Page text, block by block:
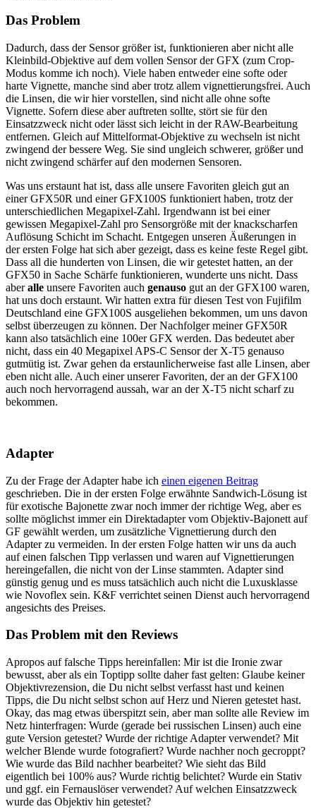
Das Problem
Dadurch, dass der Sensor größer ist, funktionieren aber nicht alle
Kleinbild-Objektive auf dem vollen Sensor der GFX (zum Crop-
Modus komme ich noch). Viele haben entweder eine softe oder
harte Vignette, manche sind aber trotz allem vignettierungsfrei. Auch
die Linsen, die wir hier vorstellen, sind nicht alle ohne softe
Vignette. Sofern diese aber auftreten sollte, stört sie für den
Einsatzzweck nicht oder lässt sich leicht in der RAW-Bearbeitung
entfernen. Gleich auf Mittelformat-Objektive zu wechseln ist nicht
zwingend der bessere Weg. Sie sind ungleich schwerer, größer und
nicht zwingend schärfer auf den modernen Sensoren.
Was uns erstaunt hat ist, dass alle unsere Favoriten gleich gut an
einer GFX50R und einer GFX100S funktioniert haben, trotz der
unterschiedlichen Megapixel-Zahl. Irgendwann ist bei einer
gewissen Megapixel-Zahl pro Sensorgröße mit der knackscharfen
Auflösung Schicht im Schacht. Entgegen unseren Äußerungen in
der ersten Folge hat sich aber gezeigt, dass es keine feste Regel gibt.
Dass all die hunderten von Linsen, die wir getestet hatten, an der
GFX50 in Sache Schärfe funktionieren, wunderte uns nicht. Dass
aberalle unsere Favoriten auch genauso gut an der GFX100 waren,
hat uns doch erstaunt. Wir hatten extra für diesen Test von Fujifilm
Deutschland eine GFX100S ausgeliehen bekommen, um uns davon
selbst überzeugen zu können. Der Nachfolger meiner GFX50R
kann also tatsächlich eine 100er GFX werden. Das bedeutet aber
nicht, dass ein 40 Megapixel APS-C Sensor der X-T5 genauso
gutmütig ist. Zwar gehen da erstaunlicherweise fast alle Linsen, aber
eben nicht alle. Auch einer unserer Favoriten, der an der GFX100
auch noch hervorragend aussah, war an der X-T5 nicht scharf zu
bekommen.
Adapter
Zu der Frage der Adapter habe ich einen eigenen Beitrag
geschrieben. Die in der ersten Folge erwähnte Sandwich-Lösung ist
für exotische Bajonette zwar noch immer der richtige Weg, aber es
sollte möglichst immer ein Direktadapter vom Objektiv-Bajonett auf
GF gewählt werden, um zusätzliche Vignettierung durch den
Adapter zu vermeiden. In der ersten Folge hatten wir uns da auch
auf einen falschen Tipp verlassen und waren auf Vignettierungen
hereingefallen, die nicht von der Linse stammten. Adapter sind
günstig genug und es muss tatsächlich auch nicht die Luxusklasse
wie Novoflex sein. K&F verrichtet seinen Dienst auch hervorragend
angesichts des Preises.
Das Problem mit den Reviews
Apropos auf falsche Tipps hereinfallen: Mir ist die Ironie zwar
bewusst, aber als ein Toptipp sollte daher fast gelten: Glaube keiner
Objektivrezension, die Du nicht selbst verfasst hast und keinen
Tipps, die Du nicht selbst schon auf Herz und Nieren getestet hast.
Okay, das mag etwas überspitzt sein, aber man sollte alle Review im
Netz hinterfragen: Wurde (gerade bei russischen Linsen) auch eine
gute Version getestet? Wurde der richtige Adapter verwendet? Mit
welcher Blende wurde fotografiert? Wurde nachher noch gecroppt?
Wie wurde das Bild nachher bearbeitet? Wie sieht das Bild
eigentlich bei 100% aus? Wurde richtig belichtet? Wurde ein Stativ
und ggf. ein Fernauslöser verwendet? Auf welchen Einsatzzweck
wurde das Objektiv hin getestet?